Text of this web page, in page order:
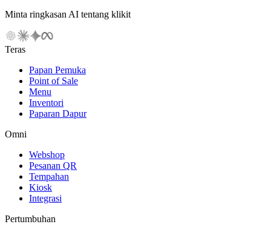
Minta ringkasan AI tentang klikit
Teras
Papan Pemuka
Point of Sale
Menu
Inventori
Paparan Dapur
Omni
Webshop
Pesanan QR
Tempahan
Kiosk
Integrasi
Pertumbuhan